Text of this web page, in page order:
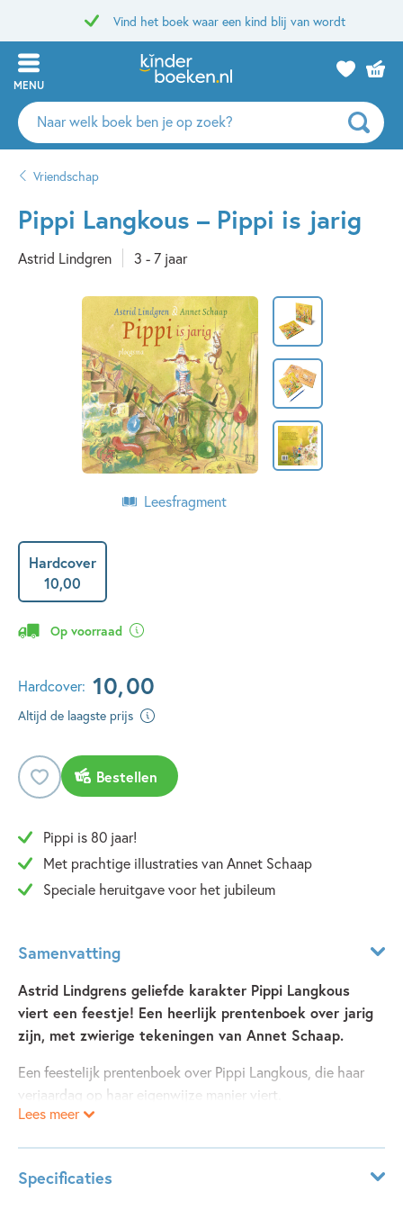
Vind het boek waar een kind blij van wordt
MENU
Zoeken
naar
auteurs
uitgevers
Vriendschap
Pippi Langkous – Pippi is jarig
Astrid Lindgren 3 - 7 jaar
Leesfragment
Hardcover
10,00
Op voorraad
Hardcover: 10,00
Altijd de laagste prijs
Bestellen
Pippi is 80 jaar!
Met prachtige illustraties van Annet Schaap
Speciale heruitgave voor het jubileum
Samenvatting
Astrid Lindgrens geliefde karakter Pippi Langkous
viert een feestje! Een heerlijk prentenboek over jarig
zijn, met zwierige tekeningen van Annet Schaap.
Een feestelijk prentenboek over Pippi Langkous, die haar
verjaardag op haar eigenwijze manier viert.
tafel vol met eten en versiert het huis. Maar een
Lees meer
Specificaties